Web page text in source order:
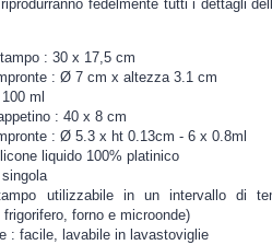
riprodurranno fedelmente tutti i dettagli
: 30 x 17,5 cm
: Ø 7 cm x altezza 3.1 cm
ml
: 40 x 8 cm
: Ø 5.3 x ht 0.13cm - 6 x 0.8ml
liquido 100% platinico
utilizzabile in un intervallo di
frigorifero, forno e microonde)
: facile, lavabile in lavastoviglie